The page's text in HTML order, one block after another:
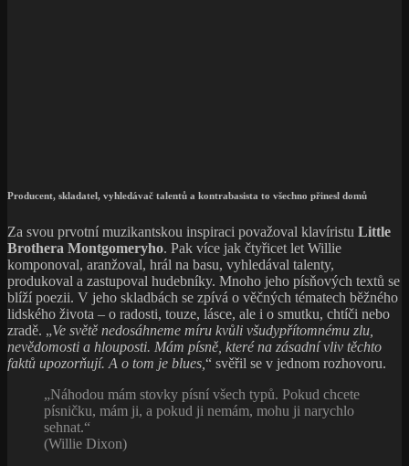
Producent, skladatel, vyhledávač talentů a kontrabasista to všechno přinesl domů
Za svou prvotní muzikantskou inspiraci považoval klavíristu Little
Brothera Montgomeryho. Pak více jak čtyřicet let Willie
komponoval, aranžoval, hrál na basu, vyhledával talenty,
produkoval a zastupoval hudebníky. Mnoho jeho písňových textů se
blíží poezii. V jeho skladbách se zpívá o věčných tématech běžného
lidského života – o radosti, touze, lásce, ale i o smutku, chtíči nebo
zradě. „Ve světě nedosáhneme míru kvůli všudypřítomnému zlu,
nevědomosti a hlouposti. Mám písně, které na zásadní vliv těchto
faktů upozorňují. A o tom je blues, “ svěřil se v jednom rozhovoru.
„Náhodou mám stovky písní všech typů. Pokud chcete
písničku, mám ji, a pokud ji nemám, mohu ji narychlo
sehnat.“
(Willie Dixon)